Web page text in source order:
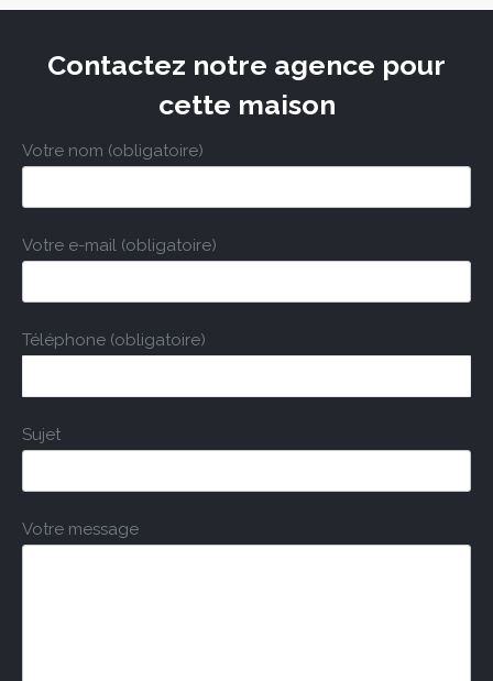
Contactez notre agence pour
cette maison
Votre nom (obligatoire)
Votre e-mail (obligatoire)
Téléphone (obligatoire)
Sujet
Votre message